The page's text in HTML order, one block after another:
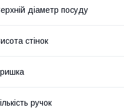
діаметр посуду
стінок
ручок